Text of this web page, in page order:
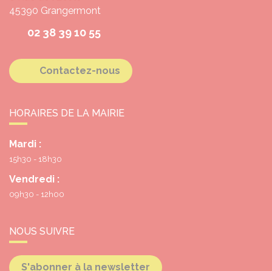
45390 Grangermont
02 38 39 10 55
Contactez-nous
HORAIRES DE LA MAIRIE
Mardi :
15h30 - 18h30
Vendredi :
09h30 - 12h00
NOUS SUIVRE
S'abonner à la newsletter